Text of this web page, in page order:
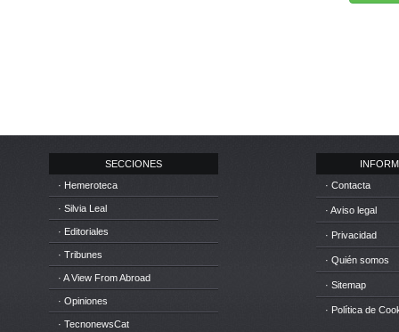
SECCIONES
· Hemeroteca
· Silvia Leal
· Editoriales
· Tribunes
· A View From Abroad
· Opiniones
· TecnonewsCat
· Contacta
· Aviso legal
· Privacidad
· Quién somos
· Sitemap
· Política de